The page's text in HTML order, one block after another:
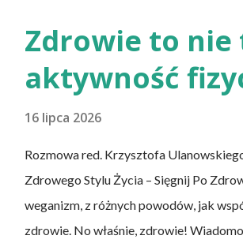
prapradziadów możemy także
podpłomyki to: wziąć mąkę, wodę i
w takiej ilości, aby ciasto nie kleiło się
Zdrowie to
aktywność
16 lipca 2026
Rozmowa red. Krzysztofa
Zdrowego Stylu Życia – Sięgnij Po
weganizm, z różnych powodów, jak
zdrowie. No właśnie, zdrowie!